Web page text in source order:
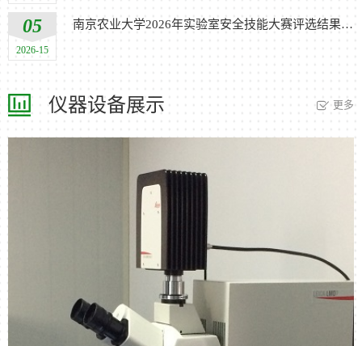
05
2026-15
南京农业大学2026年实验室安全技能大赛评选结果公示
仪器设备展示 更多